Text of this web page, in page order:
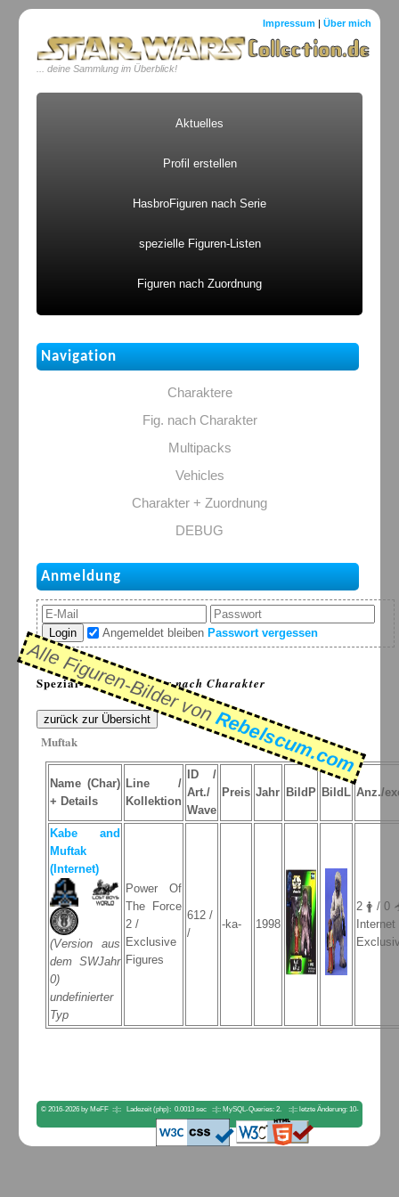
Impressum |Über mich
... deine Sammlung im Überblick!
Aktuelles
Profil erstellen
HasbroFiguren nach Serie
spezielle Figuren-Listen
Figuren nach Zuordnung
Navigation
Charaktere
Fig. nach Charakter
Multipacks
Vehicles
Charakter + Zuordnung
DEBUG
Anmeldung
Login Angemeldet bleiben Passwort vergessen
Spezial-Listen: >Figur nach Charakter
Alle Figuren-Bilder von
Rebelscum.com
zurück zur Übersicht
Muftak
Name (Char)
+ Details
Line /
Kollektion
ID /
Art./
Wave
Preis Jahr BildP BildL Anz./
Kabe and
Muftak
(Internet)
(Version aus
dem SWJahr
0)
undefinierter
Typ
Power Of
The Force
2 /
Exclusive
Figures
612 /
/
-ka- 1998
2 🛉 / 0
Internet
© 2016-2026 by MeFF ::|:: Ladezeit (php): 0.0013 sec ::|:: MySQL-Queries: 2. ::|:: letzte Änderung: 10-